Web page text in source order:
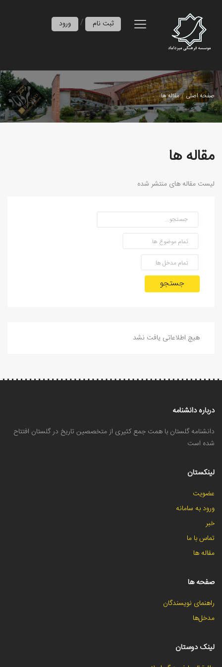
ورود / ثبت نام
صفحه اصلی مقاله ها
مقاله ها
لیست مقاله های منتشر شده
جستجو
هیچ اطلاعاتی یافت نشد
درباره دانشنامه
دانشنامه گلستان با همت جمع کثیری از متخصصین تاریخ در گلستان افتتاح
شده است
لینکستان
عضویت
ورود به سامانه
خبر
تماس با ما
مقاله ها
صفحه ها
راهنمای نویسندگان
مدخل‌ها
لینک دوستان